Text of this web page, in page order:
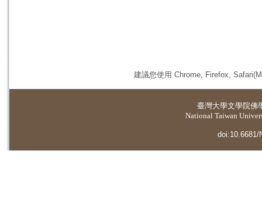
建議您使用 Chrome, Firefox,
臺灣大學文學院佛
National Taiwan
doi:10.6681/